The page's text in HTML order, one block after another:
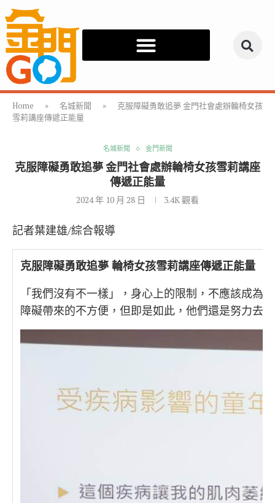
Home » 名城新聞 »
克服障礙勇敢追夢 金門社會處辦輪椅女孩
雪莉講座傳遞正能量
名城新聞 金門新聞
克服障礙勇敢追夢 金門社會處辦輪椅女孩雪莉講座
傳遞正能量
2024 年 10 月 28 日 3.4K觀看
記者葉建雄/綜合報導
克服障礙勇敢追夢 輪椅女孩雪莉講座傳遞正能量
「我們沒有不一樣」，身心上的限制，不應該成
障礙帶來的不方便，但即是如此，他們還是努力去